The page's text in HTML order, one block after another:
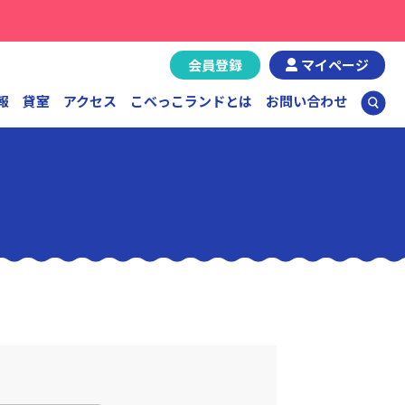
会員登録
マイページ
貸室 アクセス こべっこランドとは お問い合わせ